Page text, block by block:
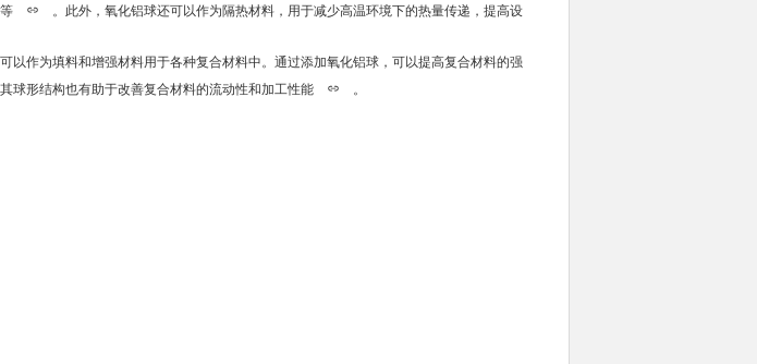
。此外，氧化铝球还可以作为隔热材料，用于减少高温环境下的热量传递，提高设
以作为填料和增强材料用于各种复合材料中。通过添加氧化铝球，可以提高复合材料的强
球形结构也有助于改善复合材料的流动性和加工性能 。